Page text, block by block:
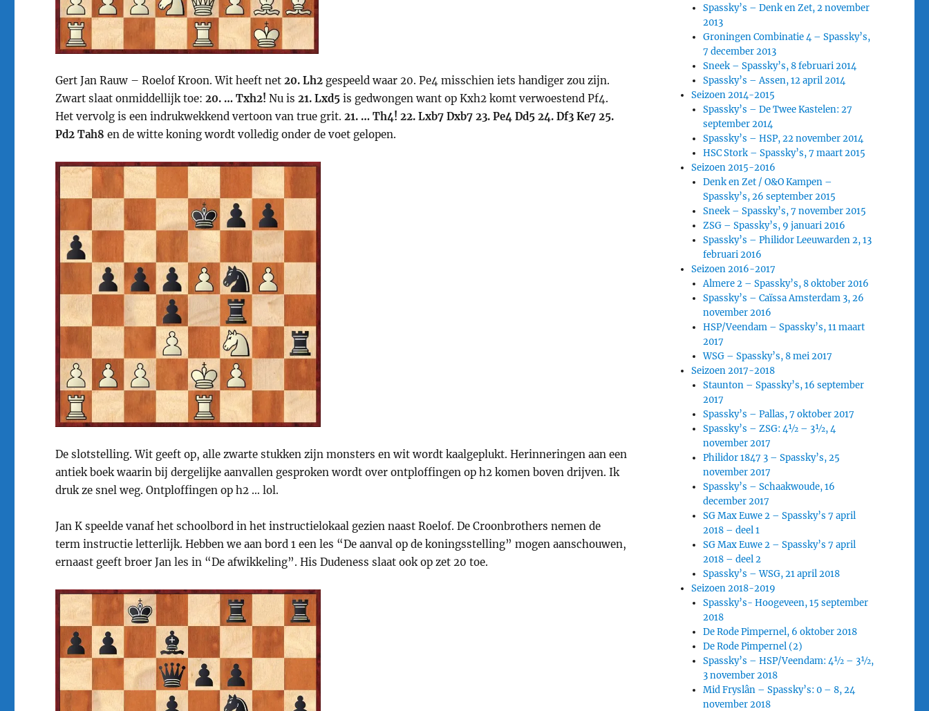
Gert Jan Rauw – Roelof Kroon. Wit heeft net20. Lh2 gespeeld waar 20. Pe4 misschien iets handiger zou zijn.
Zwart slaat onmiddellijk toe:20. … Txh2!Nu is 21. Lxd5 is gedwongen want op Kxh2 komt verwoestend Pf4.
Het vervolg is een indrukwekkend vertoon van true grit.21. … Th4! 22. Lxb7 Dxb7 23. Pe4 Dd5 24. Df3 Ke7 25.
Pd2 Tah8 en de witte koning wordt volledig onder de voet gelopen.
De slotstelling. Wit geeft op, alle zwarte stukken zijn monsters en wit wordt kaalgeplukt. Herinneringen aan een
antiek boek waarin bij dergelijke aanvallen gesproken wordt over ontploffingen op h2 komen boven drijven. Ik
druk ze snel weg. Ontploffingen op h2 … lol.
Jan K speelde vanaf het schoolbord in het instructielokaal gezien naast Roelof. De Croonbrothers nemen de
term instructie letterlijk. Hebben we aan bord 1 een les “De aanval op de koningsstelling” mogen aanschouwen,
ernaast geeft broer Jan les in “De afwikkeling”. His Dudeness slaat ook op zet 20 toe.
Spassky’s – Denk en Zet, 2 november
2013
Groningen Combinatie 4 – Spassky’s,
7 december 2013
Sneek – Spassky’s, 8 februari 2014
Spassky’s – Assen, 12 april 2014
Seizoen 2014-2015
Spassky’s – De Twee Kastelen: 27
september 2014
Spassky’s – HSP, 22 november 2014
HSC Stork – Spassky’s, 7 maart 2015
Seizoen 2015-2016
Denk en Zet / O&O Kampen –
Spassky’s, 26 september 2015
Sneek – Spassky’s, 7 november 2015
ZSG – Spassky’s, 9 januari 2016
Spassky’s – Philidor Leeuwarden 2, 13
februari 2016
Seizoen 2016-2017
Almere 2 – Spassky’s, 8 oktober 2016
Spassky’s – Caïssa Amsterdam 3, 26
november 2016
HSP/Veendam – Spassky’s, 11 maart
2017
WSG – Spassky’s, 8 mei 2017
Seizoen 2017-2018
Staunton – Spassky’s, 16 september
2017
Spassky’s – Pallas, 7 oktober 2017
Spassky’s – ZSG: 4½ – 3½, 4
november 2017
Philidor 1847 3 – Spassky’s, 25
november 2017
Spassky’s – Schaakwoude, 16
december 2017
SG Max Euwe 2 – Spassky’s 7 april
2018 – deel 1
SG Max Euwe 2 – Spassky’s 7 april
2018 – deel 2
Spassky’s – WSG, 21 april 2018
Seizoen 2018-2019
Spassky’s- Hoogeveen, 15 september
2018
De Rode Pimpernel, 6 oktober 2018
De Rode Pimpernel (2)
Spassky’s – HSP/Veendam: 4½ – 3½,
3 november 2018
Mid Fryslân – Spassky’s: 0 – 8, 24
november 2018